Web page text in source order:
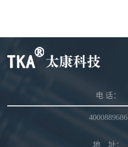
电 话：
4000889686
地 址：